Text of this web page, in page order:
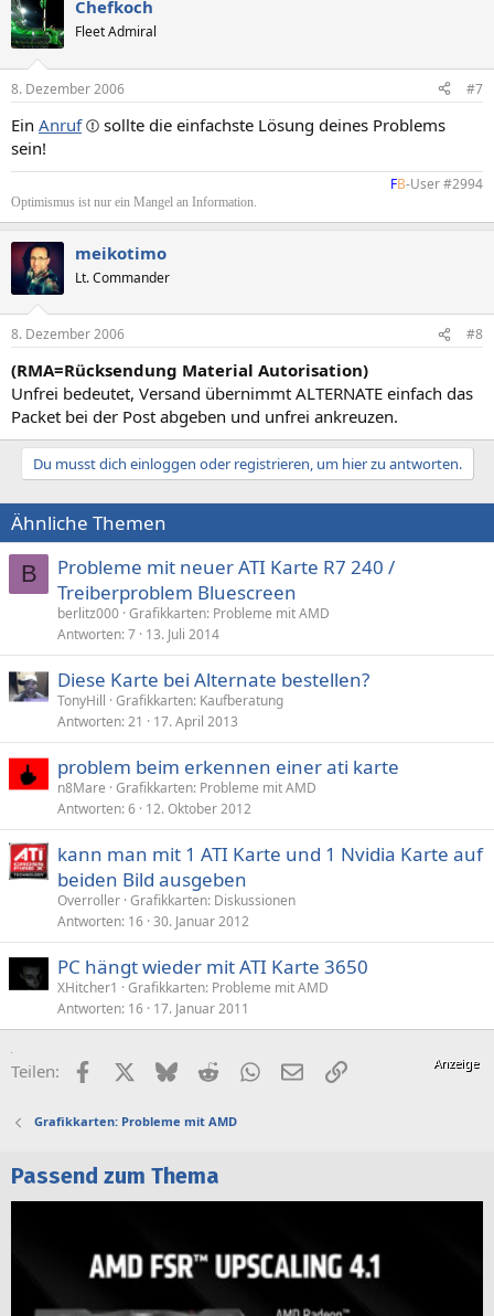
Chefkoch
Fleet Admiral
8. Dezember 2006 #7
Ein Anruf
sollte die einfachste Lösung deines Problems
sein!
FB-User #2994​
Optimismus ist nur ein Mangel an Information.
meikotimo
Lt. Commander
8. Dezember 2006 #8
(RMA=Rücksendung Material Autorisation)
Unfrei bedeutet, Versand übernimmt ALTERNATE einfach das
Packet bei der Post abgeben und unfrei ankreuzen.
Du musst dich einloggen oder registrieren, um hier zu antworten.
Ähnliche Themen
B
Probleme mit neuer ATI Karte R7 240 /
Treiberproblem Bluescreen
berlitz000 Grafikkarten: Probleme mit AMD
Antworten 7 13. Juli 2014
Diese Karte bei Alternate bestellen?
TonyHill Grafikkarten: Kaufberatung
Antworten 21 17. April 2013
problem beim erkennen einer ati karte
n8Mare Grafikkarten: Probleme mit AMD
Antworten 6 12. Oktober 2012
kann man mit 1 ATI Karte und 1 Nvidia Karte auf
beiden Bild ausgeben
Overroller Grafikkarten: Diskussionen
Antworten 16 30. Januar 2012
PC hängt wieder mit ATI Karte 3650
XHitcher1
Grafikkarten: Probleme mit AMD
Antworten 16 17. Januar 2011
Teilen: FacebookX (Twitter)
BlueskyRedditWhatsApp
E-MailLink
Grafikkarten: Probleme mit AMD
Passend zum Thema